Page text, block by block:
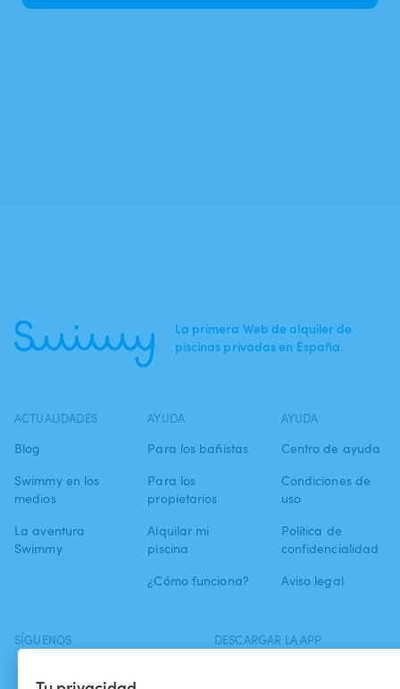
La primera Web de alquiler de
piscinas privadas en España.
ACTUALIDADES
Blog
Swimmy en los
medios
La aventura
Swimmy
AYUDA
Para los bañistas
Para los
propietarios
Alquilar mi
piscina
¿Cómo funciona?
AYUDA
Centro de ayuda
Condiciones de
uso
Política de
confidencialidad
Aviso legal
SÍGUENOS DESCARGAR LA APP